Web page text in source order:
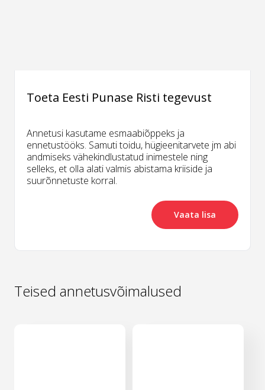
Toeta Eesti Punase Risti tegevust
Annetusi kasutame esmaabiõppeks ja
ennetustööks. Samuti toidu, hügieenitarvete jm abi
andmiseks vähekindlustatud inimestele ning
selleks, et olla alati valmis abistama kriiside ja
suurõnnetuste korral.
Vaata lisa
Teised annetusvõimalused